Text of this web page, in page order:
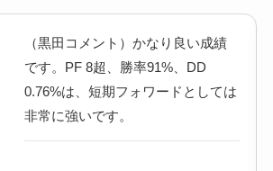
（黒田コメント）かなり良い成績
です。PF 8超、勝率91%、DD
0.76%は、短期フォワードとしては
非常に強いです。